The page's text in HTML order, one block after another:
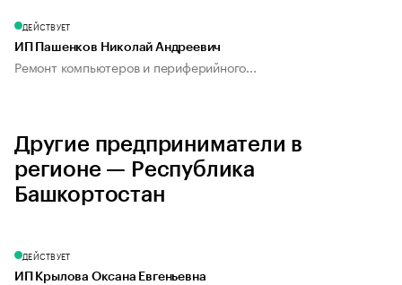
ДЕЙСТВУЕТ
ИП Пашенков Николай Андреевич
Ремонт компьютеров и периферийного...
Другие предприниматели в
регионе — Республика
Башкортостан
ДЕЙСТВУЕТ
ИП Крылова Оксана Евгеньевна